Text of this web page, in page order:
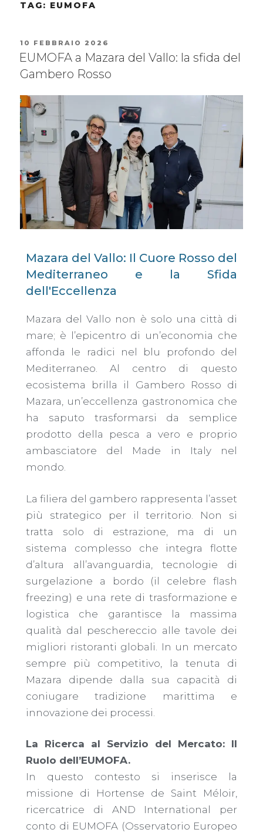
TAG: EUMOFA
10 FEBBRAIO 2026
EUMOFA a Mazara del Vallo: la sfida del
Gambero Rosso
Mazara del Vallo: Il Cuore Rosso del
Mediterraneo e la Sfida
dell'Eccellenza
​Mazara del Vallo non è solo una città di
mare; è l’epicentro di un’economia che
affonda le radici nel blu profondo del
Mediterraneo. Al centro di questo
ecosistema brilla il Gambero Rosso di
Mazara, un’eccellenza gastronomica che
ha saputo trasformarsi da semplice
prodotto della pesca a vero e proprio
ambasciatore del Made in Italy nel
mondo.
​La filiera del gambero rappresenta l’asset
più strategico per il territorio. Non si
tratta solo di estrazione, ma di un
sistema complesso che integra flotte
d’altura all’avanguardia, tecnologie di
surgelazione a bordo (il celebre flash
freezing) e una rete di trasformazione e
logistica che garantisce la massima
qualità dal peschereccio alle tavole dei
migliori ristoranti globali. In un mercato
sempre più competitivo, la tenuta di
Mazara dipende dalla sua capacità di
coniugare tradizione marittima e
innovazione dei processi.
​La Ricerca al Servizio del Mercato: Il
Ruolo dell’EUMOFA.
In questo contesto si inserisce la
missione di Hortense de Saint Méloir,
ricercatrice di AND International per
conto di EUMOFA (Osservatorio Europeo